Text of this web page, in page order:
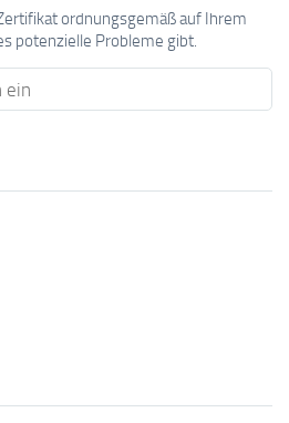
ordnungsgemäß auf Ihrem
potenzielle Probleme gibt.